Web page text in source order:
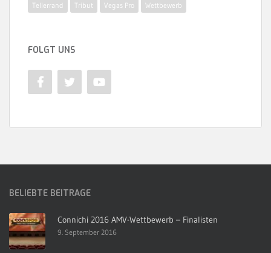
Tellerrand
Tribut Vegas Pro Wettbewerb
FOLGT UNS
BELIEBTE BEITRÄGE
Connichi 2016 AMV-Wettbewerb – Finalisten
9. September 2016